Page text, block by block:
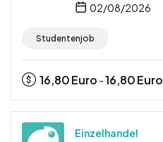
02/08/2026
Studentenjob
16,80Euro -16,80Euro
Einzelhandel